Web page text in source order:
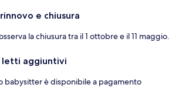
e chiusura
la chiusura tra il 1 ottobre e il 11 maggio.
letti aggiuntivi
babysitter è disponibile a pagamento